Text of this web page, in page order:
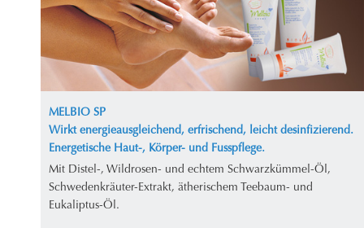
MELBIO SP
Wirkt energieausgleichend, erfrischend, leicht desinfizierend.
Energetische Haut-, Körper- und Fusspflege.
Mit Distel-, Wildrosen- und echtem Schwarzkümmel-Öl,
Schwedenkräuter-Extrakt, ätherischem Teebaum- und
Eukaliptus-Öl.